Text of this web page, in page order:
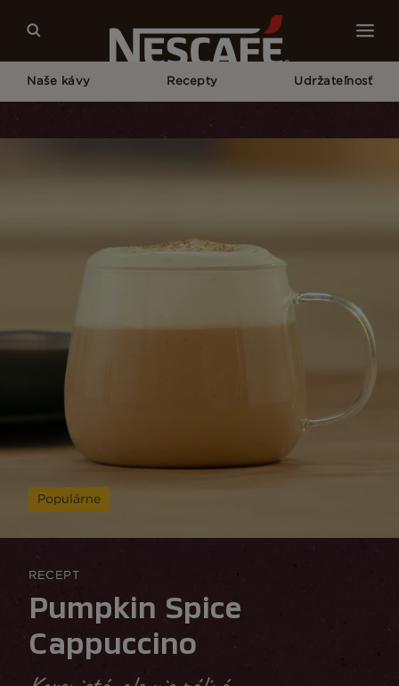
Naše kávy Recepty Udržateľnosť
RECEPT
Pumpkin Spice
Cappuccino
Populárne